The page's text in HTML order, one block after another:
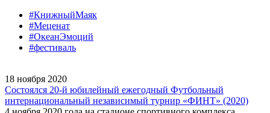
#КнижныйМаяк
#Меценат
#ОкеанЭмоций
#фестиваль
18 ноября 2020
Cостоялся 20-й юбилейный ежегодный Футбольный
интернациональный независимый турнир «ФИНТ» (2020)